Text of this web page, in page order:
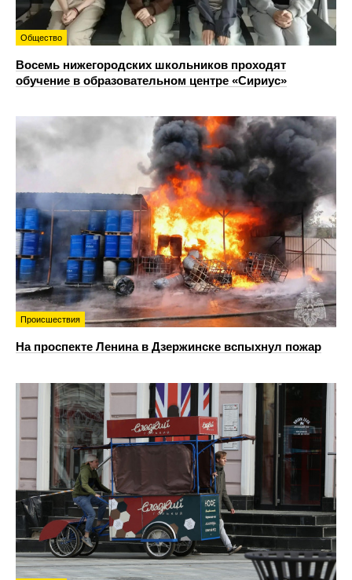
Общество
Восемь нижегородских школьников проходят
обучение в образовательном центре «Сириус»
Происшествия
На проспекте Ленина в Дзержинске вспыхнул пожар